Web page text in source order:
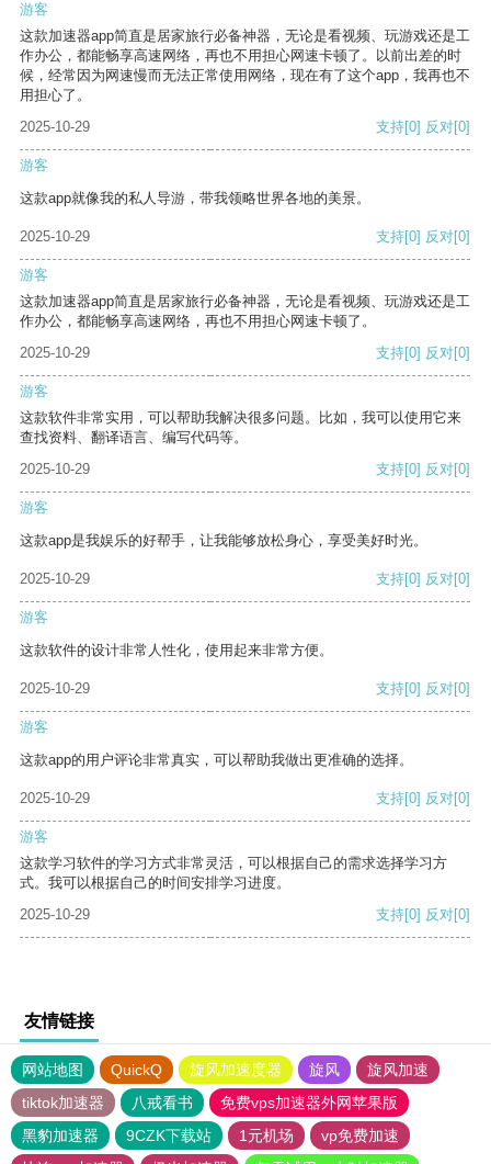
游客
这款加速器app简直是居家旅行必备神器，无论是看视频、玩游戏还是工
作办公，都能畅享高速网络，再也不用担心网速卡顿了。以前出差的时
候，经常因为网速慢而无法正常使用网络，现在有了这个app，我再也不
用担心了。
2025-10-29
支持[0] 反对[0]
游客
这款app就像我的私人导游，带我领略世界各地的美景。
2025-10-29 支持[0] 反对[0]
游客
这款加速器app简直是居家旅行必备神器，无论是看视频、玩游戏还是工
作办公，都能畅享高速网络，再也不用担心网速卡顿了。
2025-10-29
支持[0] 反对[0]
游客
这款软件非常实用，可以帮助我解决很多问题。比如，我可以使用它来
查找资料、翻译语言、编写代码等。
2025-10-29
支持[0] 反对[0]
游客
这款app是我娱乐的好帮手，让我能够放松身心，享受美好时光。
2025-10-29 支持[0] 反对[0]
游客
这款软件的设计非常人性化，使用起来非常方便。
2025-10-29 支持[0] 反对[0]
游客
这款app的用户评论非常真实，可以帮助我做出更准确的选择。
2025-10-29 支持[0] 反对[0]
游客
这款学习软件的学习方式非常灵活，可以根据自己的需求选择学习方
式。我可以根据自己的时间安排学习进度。
2025-10-29
支持[0] 反对[0]
友情链接
网站地图 QuickQ 旋风加速度器 旋风
旋风加速
tiktok加速器
八戒看书
免费vps加速器外网苹果版
黑豹加速器
9CZK下载站 1元机场
vp免费加速